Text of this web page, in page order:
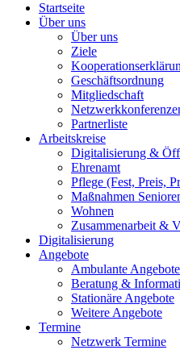
Startseite
Über uns
Über uns
Ziele
Geschäftsordnung
Mitgliedschaft
Partnerliste
Arbeitskreise
Digitalisierung &
Ehrenamt
Pflege (Fest, Preis,
Maßnahmen
Wohnen
Zusammenarbeit &
Digitalisierung
Angebote
Ambulante Angebote
Beratung &
Stationäre Angebote
Weitere Angebote
Termine
Netzwerk Termine